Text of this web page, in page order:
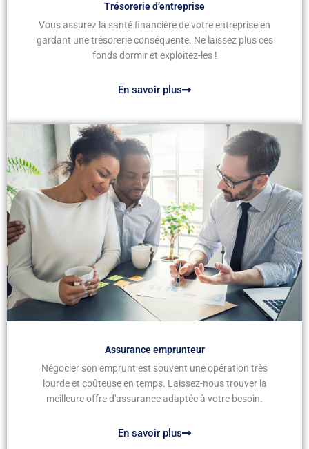
Trésorerie d’entreprise
Vous assurez la santé financière de votre entreprise en
gardant une trésorerie conséquente. Ne laissez plus ces
fonds dormir et exploitez-les !
En savoir plus
Assurance emprunteur
Négocier son emprunt est souvent une opération très
lourde et coûteuse en temps. Laissez-nous trouver la
meilleure offre d'assurance adaptée à votre besoin.
En savoir plus